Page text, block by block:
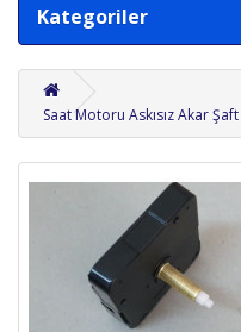
Kategoriler
Saat Motoru Askısız Akar